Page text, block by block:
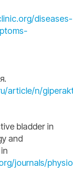
diseases-
article/n/
bladder in
and
journals/